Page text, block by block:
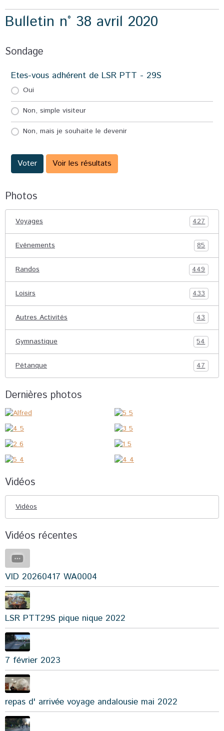
Bulletin n° 38 avril 2020
Sondage
Etes-vous adhérent de LSR PTT - 29S
Oui
Non, simple visiteur
Non, mais je souhaite le devenir
Voter Voir les résultats
Photos
Voyages 427
Evénements 85
Randos 449
Loisirs 433
Autres Activités 43
Gymnastique 54
Pétanque 47
Dernières photos
Vidéos
Vidéos
Vidéos récentes
VID 20260417 WA0004
LSR PTT29S pique nique 2022
7 février 2023
repas d' arrivée voyage andalousie mai 2022